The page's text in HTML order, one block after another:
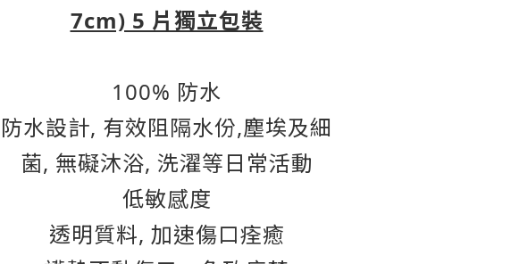
7cm) 5 片獨立包裝
100% 防水
防水設計, 有效阻隔水份,塵埃及細
菌, 無礙沐浴, 洗濯等日常活動
低敏感度
透明質料, 加速傷口痊癒